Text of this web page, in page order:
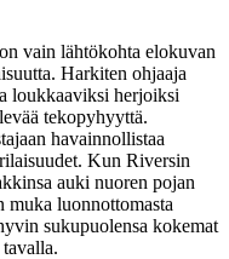
vain lähtökohta elokuvan
Harkiten ohjaaja
loukkaaviksi herjoiksi
tekopyhyyttä.
havainnollistaa
Kun Riversin
auki nuoren pojan
muka luonnottomasta
sukupuolensa kokemat